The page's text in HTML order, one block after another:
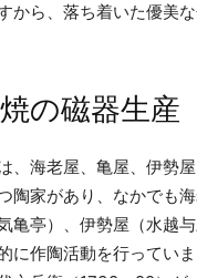
から、落ち着いた優美
の磁器生産
、海老屋、亀屋、伊勢
陶家があり、なかでも
亀亭）、伊勢屋（水越
に作陶活動を行ってい